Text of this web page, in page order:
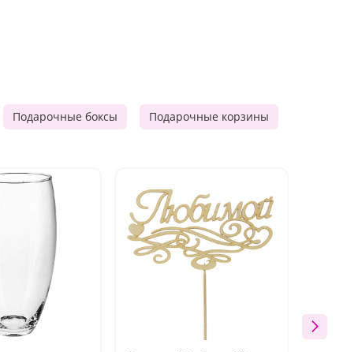
Подарочные боксы Подарочные корзины